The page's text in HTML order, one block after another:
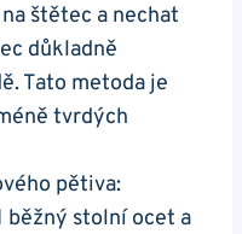
štětec a⁢ nechat
důkladně
Tato metoda je
tvrdých
pětiva:
běžný stolní ocet a